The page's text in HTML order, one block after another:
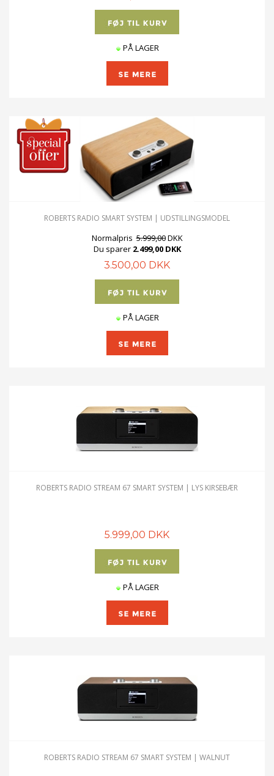
PÅ LAGER
ROBERTS RADIO SMART SYSTEM | UDSTILLINGSMODEL
Normalpris 5.999,00DKK
Du sparer 2.499,00 DKK
3.500,00 DKK
PÅ LAGER
ROBERTS RADIO STREAM 67 SMART SYSTEM | LYS KIRSEBÆR
5.999,00 DKK
PÅ LAGER
ROBERTS RADIO STREAM 67 SMART SYSTEM | WALNUT